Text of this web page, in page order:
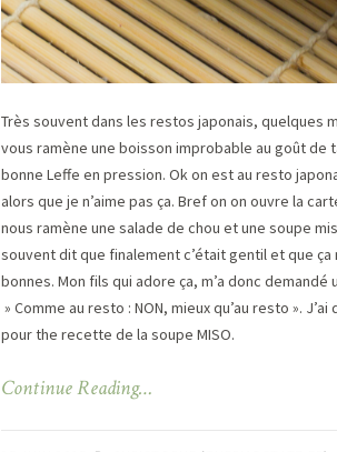
Très souvent dans les restos japonais, quelques
vous ramène une boisson improbable au goût de
bonne Leffe en pression. Ok on est au resto
alors que je n’aime pas ça. Bref on on ouvre la
nous ramène une salade de chou et une soupe
souvent dit que finalement c’était gentil et que
bonnes. Mon fils qui adore ça, m’a donc
» Comme au resto : NON, mieux qu’au resto ».
pour the recette de la soupe MISO.
Continue Reading…